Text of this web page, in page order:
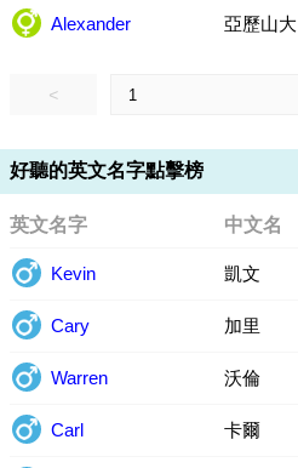
Alexander 亞歷山大
<
好聽的英文名字點擊榜
英文名字 中文名
Kevin 凱文
Cary 加里
Warren 沃倫
Carl 卡爾